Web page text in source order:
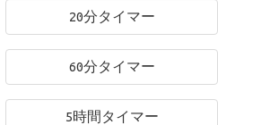
20分タイマー
60分タイマー
5時間タイマー